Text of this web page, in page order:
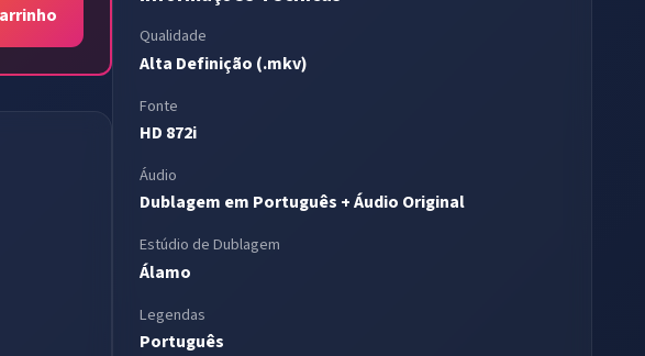
Qualidade
Alta Definição (.mkv)
Fonte
HD 872i
Áudio
Dublagem em Português + Áudio Original
Estúdio de Dublagem
Álamo
Legendas
Português